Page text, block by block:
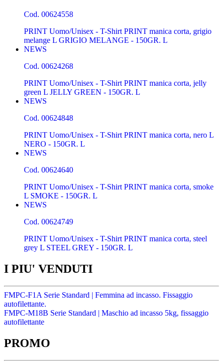
Cod. 00624558
PRINT Uomo/Unisex - T-Shirt PRINT manica corta, grigio
melange L GRIGIO MELANGE - 150GR. L
NEWS
Cod. 00624268
PRINT Uomo/Unisex - T-Shirt PRINT manica corta, jelly
green L JELLY GREEN - 150GR. L
NEWS
Cod. 00624848
PRINT Uomo/Unisex - T-Shirt PRINT manica corta, nero L
NERO - 150GR. L
NEWS
Cod. 00624640
PRINT Uomo/Unisex - T-Shirt PRINT manica corta, smoke
L SMOKE - 150GR. L
NEWS
Cod. 00624749
PRINT Uomo/Unisex - T-Shirt PRINT manica corta, steel
grey L STEEL GREY - 150GR. L
I PIU' VENDUTI
FMPC-F1A Serie Standard | Femmina ad incasso. Fissaggio
autofilettante.
FMPC-M18B Serie Standard | Maschio ad incasso 5kg, fissaggio
autofilettante
PROMO